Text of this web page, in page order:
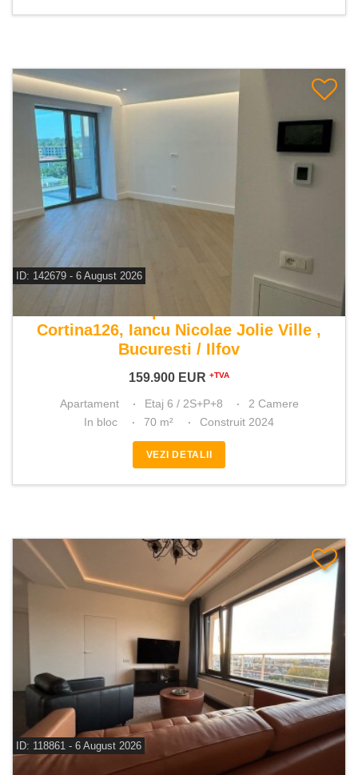
ID: 142679 - 6 August 2026
De vanzare apartament 2 camere
Cortina126, Iancu Nicolae Jolie Ville ,
Bucuresti / Ilfov
159.900 EUR +TVA
Apartament Etaj 6 / 2S+P+8
2 Camere
In bloc
70 m² Construit 2024
VEZI DETALII
ID: 118861 - 6 August 2026